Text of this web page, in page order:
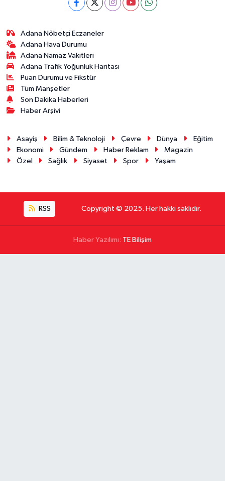
Adana Nöbetçi Eczaneler
Adana Hava Durumu
Adana Namaz Vakitleri
Adana Trafik Yoğunluk Haritası
Puan Durumu ve Fikstür
Tüm Manşetler
Son Dakika Haberleri
Haber Arşivi
Asayiş Bilim & Teknoloji Çevre Dünya
Eğitim
Ekonomi
Gündem Haber Reklam
Magazin
Özel
Sağlık Siyaset Spor Yaşam
RSS Copyright © 2025. Her hakkı saklıdır.
Haber Yazılımı: TE Bilişim